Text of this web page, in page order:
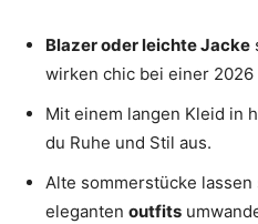
Blazer oder leichte Jacke
wirken chic bei einer 2026
Mit einem langen Kleid in
du Ruhe und Stil aus.
Alte sommerstücke
eleganten outfits